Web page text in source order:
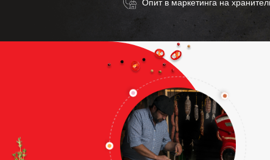
Опит в маркетинга на